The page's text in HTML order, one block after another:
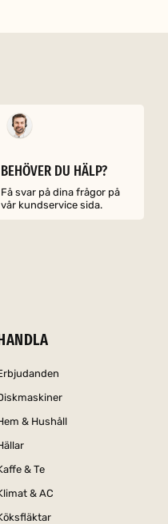
BEHÖVER DU HÄLP?
Få svar på dina frågor på
vår kundservice sida.
& Hushåll
& Te
& AC